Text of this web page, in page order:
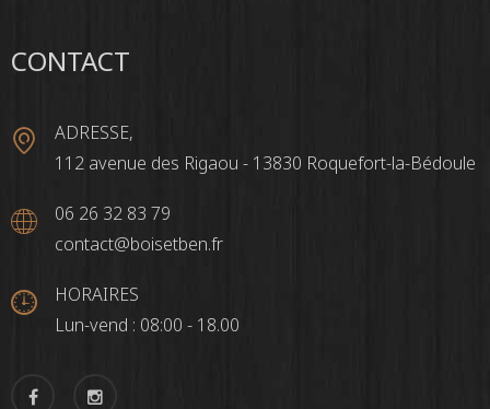
CONTACT
ADRESSE,
112 avenue des Rigaou - 13830 Roquefort-la-Bédoule
06 26 32 83 79
contact@boisetben.fr
HORAIRES
Lun-vend : 08:00 - 18.00